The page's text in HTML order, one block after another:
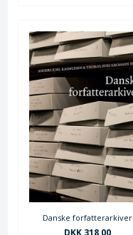
Danske forfatterarkiver